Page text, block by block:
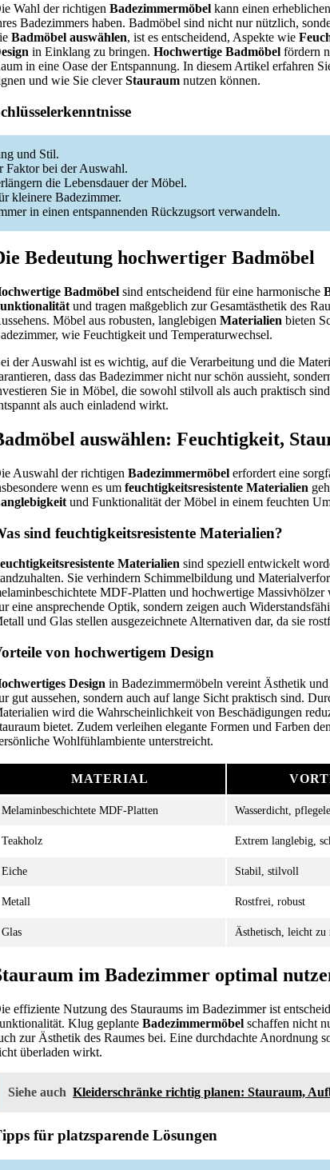
Wahl der richtigen Badezimmermöbel kann einen
Badezimmers haben. Badmöbel sind nicht nur nützlich,
Badmöbel auswählen, ist es entscheidend, Aspekte wie
in Einklang zu bringen. Hochwertige Badmöbel fördern
in eine Oase der Entspannung. In diesem Artikel erfahren
und wie Sie cleverStauraum nutzen können.
und Stil.
Faktor bei der Auswahl.
die Lebensdauer der Möbel.
kleinere Badezimmer.
in einen entspannenden Rückzugsort verwandeln.
Bedeutung hochwertiger Badmöbel
Badmöbel sind entscheidend für eine harmonische
und tragen maßgeblich zur Gesamtästhetik des
Möbel aus robusten, langlebigen Materialien bieten
wie Feuchtigkeit und Temperaturwechsel.
der Auswahl ist es wichtig, auf die Verarbeitung und die
dass das Badezimmer nicht nur schön aussieht,
Sie in Möbel, die sowohl stilvoll als auch praktisch
als auch einladend wirkt.
auswählen: Feuchtigkeit,
Auswahl der richtigen Badezimmermöbel erfordert eine
wenn es um feuchtigkeitsresistente Materialien
und Funktionalität der Möbel in einem feuchten
sind feuchtigkeitsresistente Materialien?
Materialien sind speziell entwickelt
Sie verhindern Schimmelbildung und
MDF-Platten und hochwertige
eine ansprechende Optik, sondern zeigen auch
und Glas stellen ausgezeichnete Alternativen dar, da sie
von hochwertigem Design
Design in Badezimmermöbeln vereint Ästhetik
gut aussehen, sondern auch auf lange Sicht praktisch sind.
wird die Wahrscheinlichkeit von Beschädigungen
bietet. Zudem verleihen elegante Formen und Farben
Wohlfühlambiente unterstreicht.
MATERIAL
Melaminbeschichtete MDF-Platten Wasserdicht,
Teakholz Extrem langlebig,
Eiche Stabil, stilvoll
Metall Rostfrei, robust
Glas Ästhetisch, leicht zu
im Badezimmer optimal
effiziente Nutzung des Stauraums im Badezimmer ist
Klug geplante Badezimmermöbel schaffen nicht
zur Ästhetik des Raumes bei. Eine durchdachte Anordnung
überladen wirkt.
Siehe auch Kleiderschränke richtig planen: Stauraum,
für platzsparende Lösungen